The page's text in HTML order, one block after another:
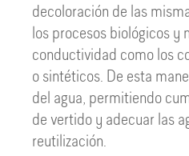
decoloración de las
los procesos biológicos y
conductividad como los
o sintéticos. De esta
del agua, permitiendo
de vertido y adecuar las
reutilización.